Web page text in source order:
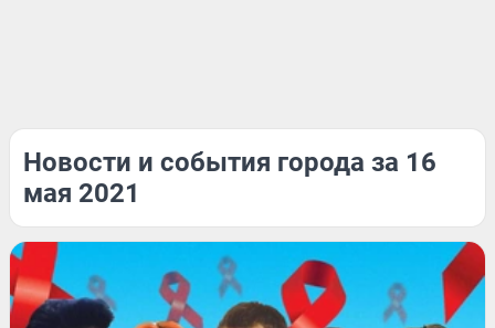
Новости и события города за 16
мая 2021